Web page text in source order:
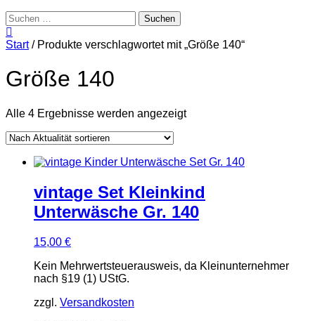
Suchen
nach:
Start/ Produkte verschlagwortet mit „Größe 140“
Größe 140
Alle 4 Ergebnisse werden angezeigtNach
vintage Set Kleinkind
Unterwäsche Gr. 140
15,00 €
Kein Mehrwertsteuerausweis, da Kleinunternehmer
nach §19 (1) UStG.
zzgl. Versandkosten